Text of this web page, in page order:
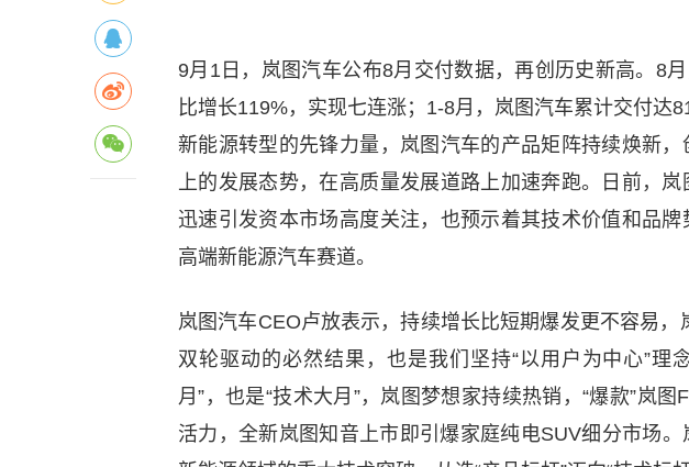
9月1日，岚图汽车公布8月交付数据，再创历史新高。8
比增长119%，实现七连涨；1-8月，岚图汽车累计交付达
新能源转型的先锋力量，岚图汽车的产品矩阵持续焕新
上的发展态势，在高质量发展道路上加速奔跑。日前，
迅速引发资本市场高度关注，也预示着其技术价值和品
高端新能源汽车赛道。
岚图汽车CEO卢放表示，持续增长比短期爆发更不容易，
双轮驱动的必然结果，也是我们坚持“以用户为中心”理
月”，也是“技术大月”，岚图梦想家持续热销，“爆款”岚
活力，全新岚图知音上市即引爆家庭纯电SUV细分市场